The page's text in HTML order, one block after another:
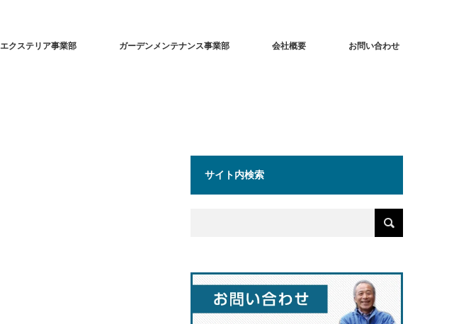
エクステリア事業部 ガーデンメンテナンス事業部 会社概要 お問い合わせ
サイト内検索